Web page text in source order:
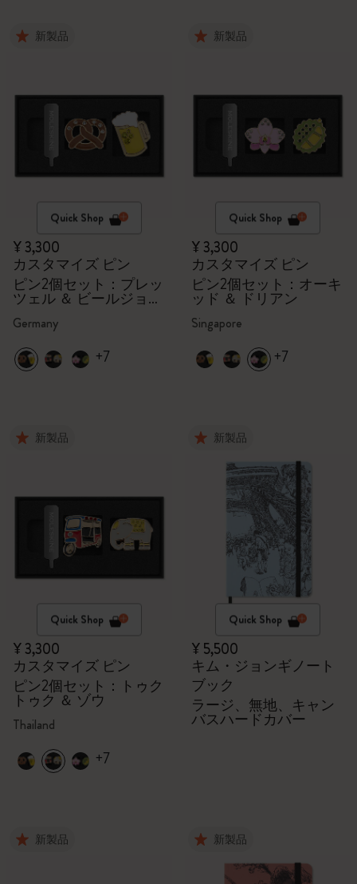
新製品
Quick Shop
¥ 3,300
カスタマイズ ピン
ピン2個セット：プレッ
ツェル ＆ ビールジョッ
キ
Germany
+7
新製品
Quick Shop
¥ 3,300
カスタマイズ ピン
ピン2個セット：オーキ
ッド ＆ ドリアン
Singapore
+7
新製品
Quick Shop
¥ 3,300
カスタマイズ ピン
ピン2個セット：トゥク
トゥク ＆ ゾウ
Thailand
+7
新製品
Quick Shop
¥ 5,500
キム・ジョンギノート
ブック
ラージ、無地、キャン
バスハードカバー
新製品 新製品